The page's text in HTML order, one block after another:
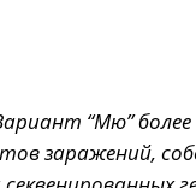
“Мю”
заражений,